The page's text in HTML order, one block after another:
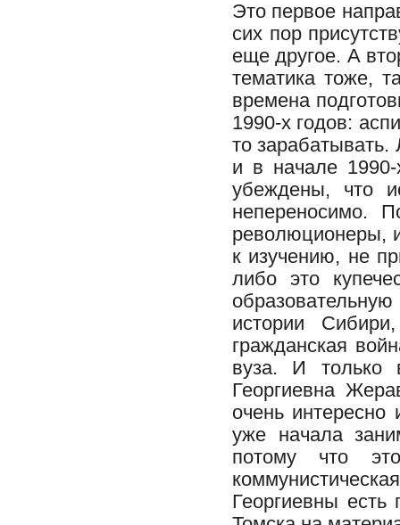
Это первое
сих пор
еще другое. А
тематика тоже,
времена
1990-х годов:
то
и в начале
убеждены, что
непереносимо.
революционеры,
к изучению, не
либо это
истории
гражданская
вуза. И только
Георгиевна
очень
уже начала
потому что
Георгиевны есть